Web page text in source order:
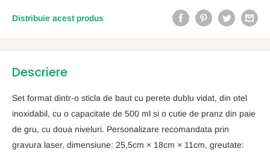
Distribuie acest produs
Descriere
Set format dintr-o sticla de baut cu perete dublu vidat, din otel
inoxidabil, cu o capacitate de 500 ml si o cutie de pranz din paie
de gru, cu doua niveluri. Personalizare recomandata prin
gravura laser, dimensiune: 25,5cm × 18cm × 11cm, greutate: